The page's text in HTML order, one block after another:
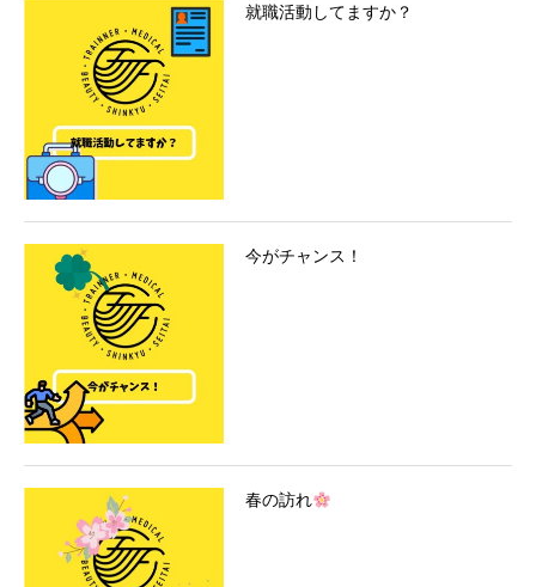
就職活動してますか？
今がチャンス！
春の訪れ